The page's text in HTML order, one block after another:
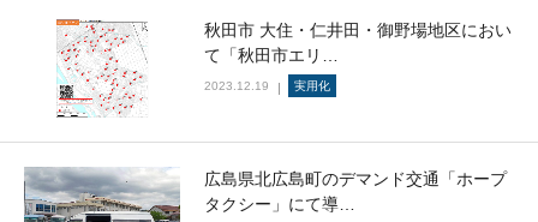
秋田市 大住・仁井田・御野場地区におい
て「秋田市エリ…
2023.12.19 実用化
広島県北広島町のデマンド交通「ホープ
タクシー」にて導…